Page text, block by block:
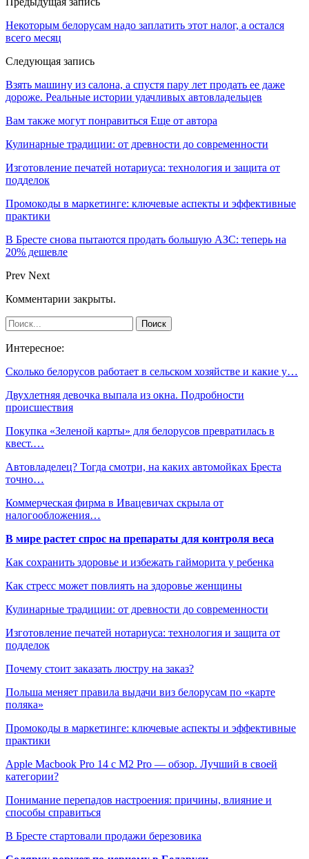
Некоторым белорусам надо заплатить этот налог, а остался
всего месяц
Следующая запись
Взять машину из салона, а спустя пару лет продать ее даже
дороже. Реальные истории удачливых автовладельцев
Вам также могут понравиться Еще от автора
Кулинарные традиции: от древности до современности
Изготовление печатей нотариуса: технология и защита от
подделок
Промокоды в маркетинге: ключевые аспекты и эффективные
практики
В Бресте снова пытаются продать большую АЗС: теперь на
20% дешевле
Prev Next
Комментарии закрыты.
Интересное:
Сколько белорусов работает в сельском хозяйстве и какие у…
Двухлетняя девочка выпала из окна. Подробности
происшествия
Покупка «Зеленой карты» для белорусов превратилась в
квест.…
Автовладелец? Тогда смотри, на каких автомойках Бреста
точно…
Коммерческая фирма в Ивацевичах скрыла от
налогообложения…
В мире растет спрос на препараты для контроля веса
Как сохранить здоровье и избежать гайморита у ребенка
Как стресс может повлиять на здоровье женщины
Кулинарные традиции: от древности до современности
Изготовление печатей нотариуса: технология и защита от
подделок
Почему стоит заказать люстру на заказ?
Польша меняет правила выдачи виз белорусам по «карте
поляка»
Промокоды в маркетинге: ключевые аспекты и эффективные
практики
Apple Macbook Pro 14 с M2 Pro — обзор. Лучший в своей
категории?
Понимание перепадов настроения: причины, влияние и
способы справиться
В Бресте стартовали продажи березовика